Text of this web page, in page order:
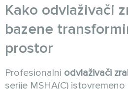
Kako odvlaživači
bazene
prostor
Profesionalni odvlaživači
serije MSHA(C)